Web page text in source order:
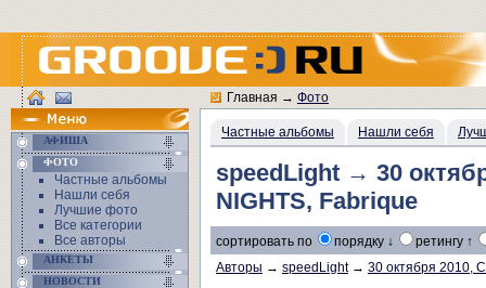
АФИША
ФОТО
Частные альбомы
Нашли себя
Лучшие фото
Все категории
Все авторы
АНКЕТЫ
НОВОСТИ
Главная→Фото
Частные альбомы Нашли себя
speedLight → 30
NIGHTS, Fabrique
сортировать по порядку ↓
ретингу ↑
Авторы → speedLight→ 30 октября 2010,